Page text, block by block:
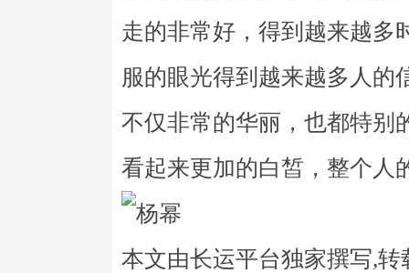
走的非常好，得到越来越多
服的眼光得到越来越多人的
不仅非常的华丽，也都特别
看起来更加的白皙，整个人
本文由长运平台独家撰写,转